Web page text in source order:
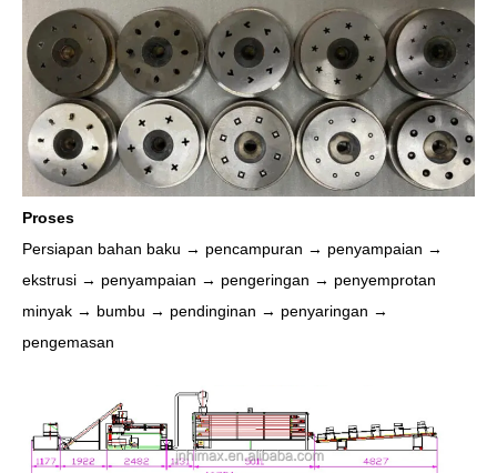
Proses
Persiapan bahan baku → pencampuran → penyampaian →
ekstrusi → penyampaian → pengeringan → penyemprotan
minyak → bumbu → pendinginan → penyaringan →
pengemasan